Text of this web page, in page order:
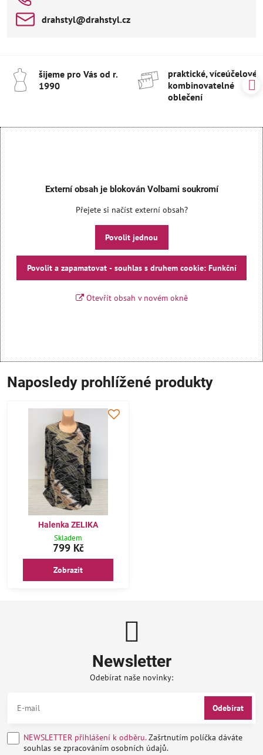
drahstyl​@drahstyl​.cz
šijeme pro Vás od r​.
1990
praktické, víceúčelové
kombinovatelné
oblečení
Externí obsah je blokován Volbami soukromí
Přejete si načíst externí obsah?
Povolit jednou
Povolit a zapamatovat - souhlas s druhem cookie: Funkční
Otevřít obsah v novém okně
Naposledy prohlížené produkty
Halenka ZELIKA
Skladem
799 Kč
Zobrazit
Newsletter
Odebírat naše novinky:
Odebírat
NEWSLETTER přihlášení k odběru.Zašrtnutím políčka dáváte
souhlas se zpracováním osobních údajů.